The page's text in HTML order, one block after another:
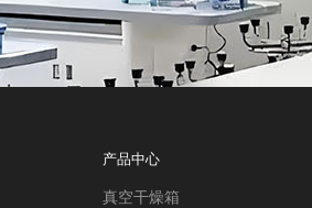
产品中心
真空干燥箱